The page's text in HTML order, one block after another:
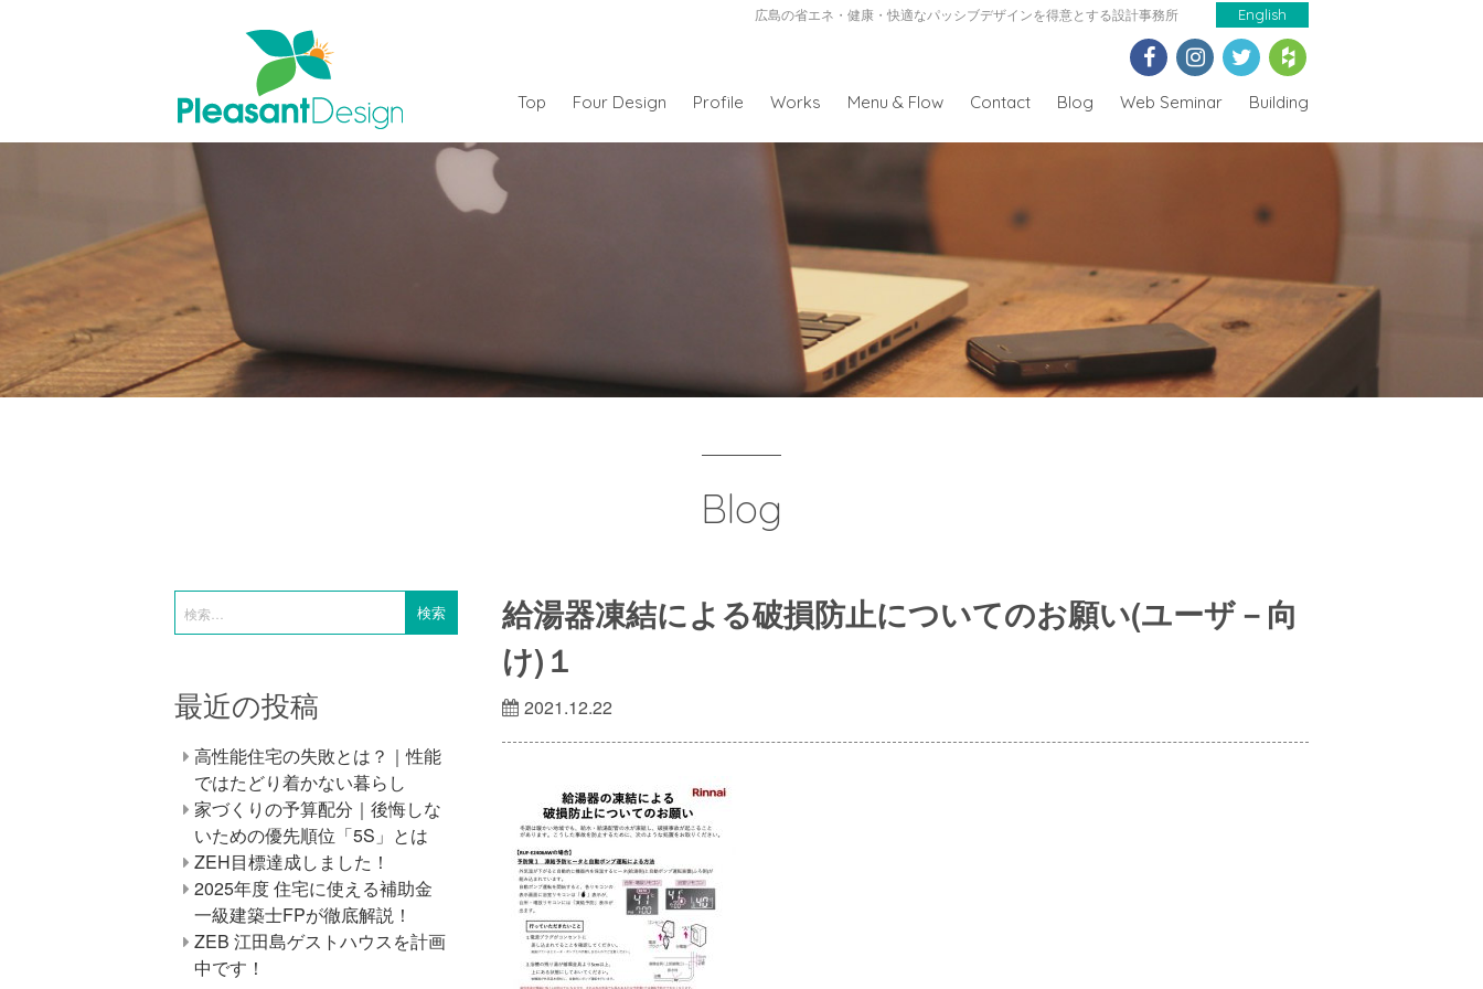
広島の省エネ・健康・快適なパッシブデザインを得意とする設計事務所 English
Top Four Design Profile Works Menu & Flow Contact Blog Web Seminar Building
Blog
給湯器凍結による破損防止についてのお願い(ユーザ－向
け)１
2021.12.22
最近の投稿
高性能住宅の失敗とは？｜性能
ではたどり着かない暮らし
家づくりの予算配分｜後悔しな
いための優先順位「5S」とは
ZEH目標達成しました！
2025年度 住宅に使える補助金
一級建築士FPが徹底解説！
ZEB 江田島ゲストハウスを計画
中です！